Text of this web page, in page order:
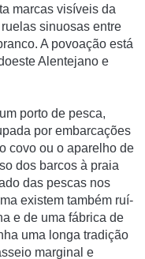
marcas visí­veis da
sinuosas entre
A povoação está
Alentejano e
porto de pesca,
por embarcações
covo ou o aparelho de
dos barcos à praia
das pescas nos
existem também ruí­
e de uma fábrica de
uma longa tradição
marginal e